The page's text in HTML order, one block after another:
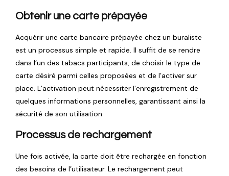
Obtenir une carte prépayée
Acquérir une carte bancaire prépayée chez un buraliste
est un processus simple et rapide. Il suffit de se rendre
dans l’un des tabacs participants, de choisir le type de
carte désiré parmi celles proposées et de l’activer sur
place. L’activation peut nécessiter l’enregistrement de
quelques informations personnelles, garantissant ainsi la
sécurité de son utilisation.
Processus de rechargement
Une fois activée, la carte doit être rechargée en fonction
des besoins de l’utilisateur. Le rechargement peut